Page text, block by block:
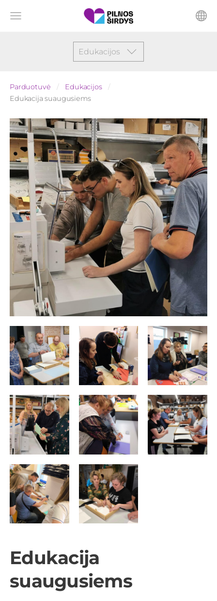
Edukacijos
Parduotuvė
Edukacijos
Edukacija suaugusiems
Edukacija
suaugusiems